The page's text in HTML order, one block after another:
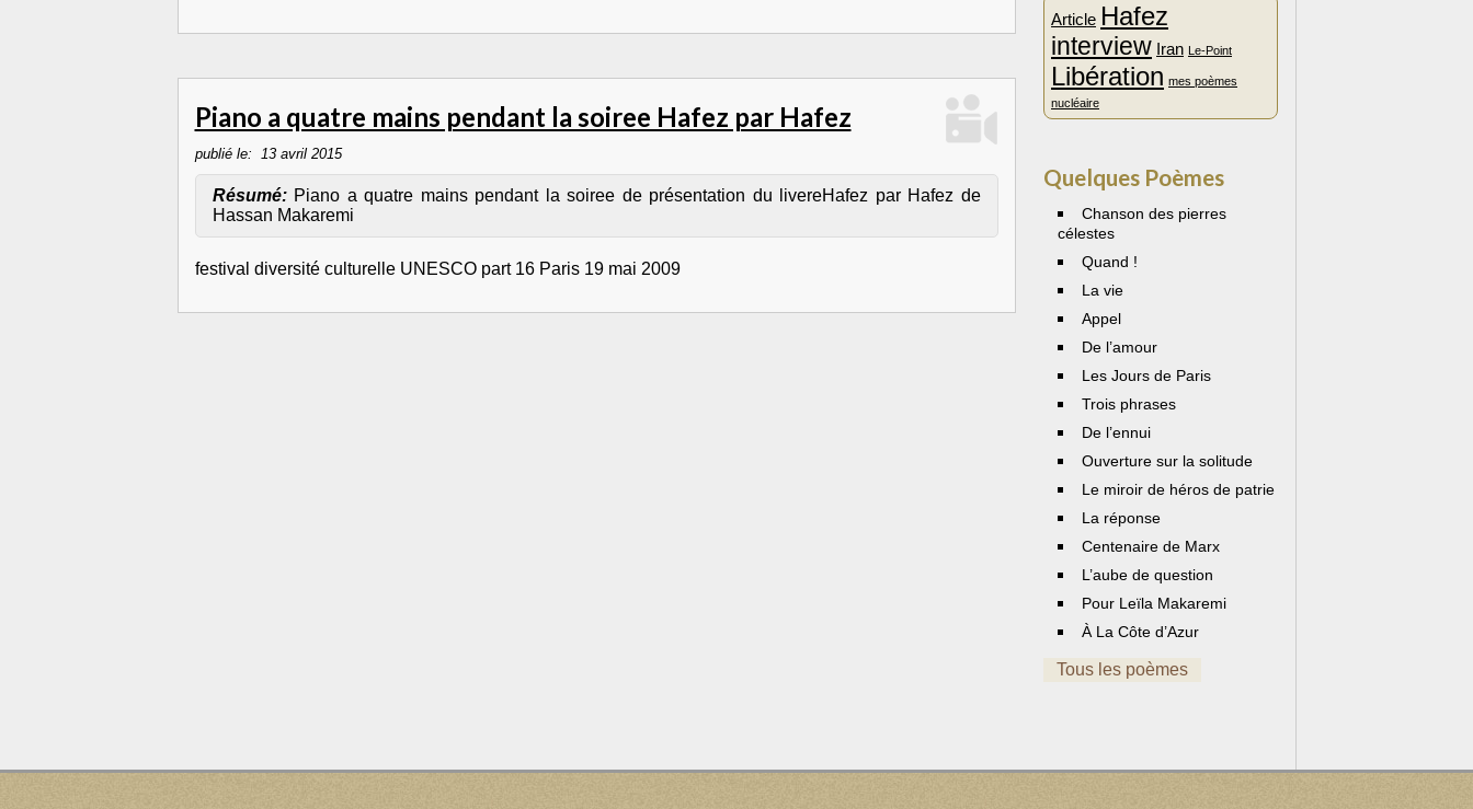
Piano a quatre mains pendant la soiree Hafez par Hafez
publié le: 13 avril 2015
Résumé: Piano a quatre mains pendant la soiree de présentation du livereHafez par Hafez de
Hassan Makaremi
festival diversité culturelle UNESCO part 16 Paris 19 mai 2009
Article Hafez
interview Iran Le-Point
Libération mes poèmes
nucléaire
Quelques Poèmes
Chanson des pierres
célestes
Quand !
La vie
Appel
De l’amour
Les Jours de Paris
Trois phrases
De l’ennui
Ouverture sur la solitude
Le miroir de héros de patrie
La réponse
Centenaire de Marx
L’aube de question
Pour Leïla Makaremi
À La Côte d’Azur
Tous les poèmes